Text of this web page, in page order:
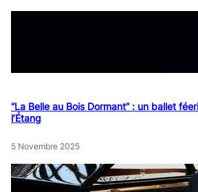
“La Belle au Bois Dormant” : un ballet
l’Étang
5 Novembre 2025